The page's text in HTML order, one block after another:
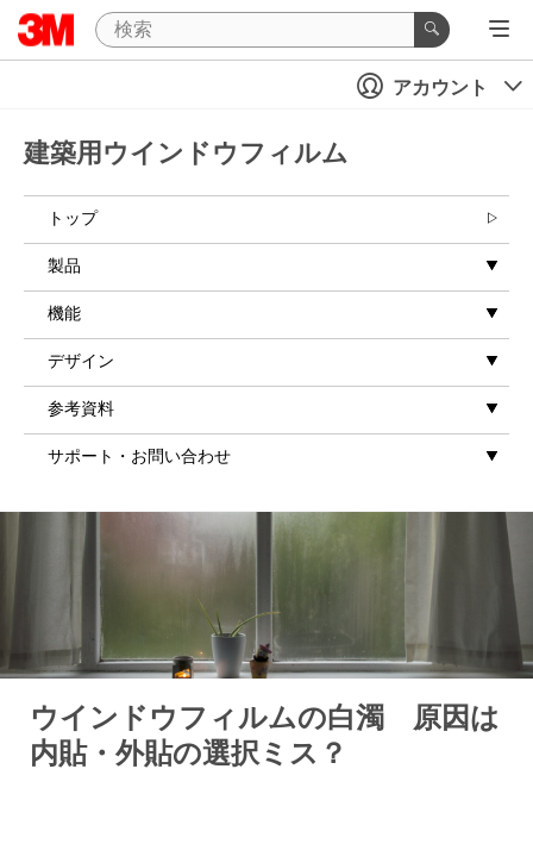
アカウント
建築用ウインドウフィルム
トップ
製品
機能
デザイン
参考資料
サポート・お問い合わせ
ウインドウフィルムの白濁 原因は
内貼・外貼の選択ミス？